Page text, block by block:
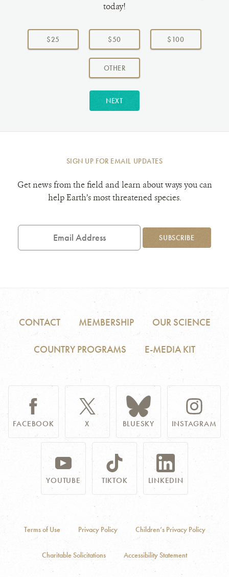
today!
Choose
donation
$25 $50 $100
OTHERAMOUNT
NEXT
SIGN UP FOR EMAIL UPDATES
Get news from the field and learn about ways you can
help Earth’s most threatened species.
Email
SUBSCRIBE
CONTACT MEMBERSHIP OUR SCIENCE
COUNTRY PROGRAMS E-MEDIA KIT
FACEBOOK X BLUESKY INSTAGRAM
YOUTUBE TIKTOK LINKEDIN
Terms of Use Privacy Policy Children’s Privacy Policy
Charitable Solicitations Accessibility Statement